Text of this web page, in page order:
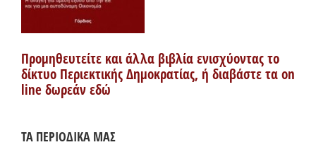
Προμηθευτείτε και άλλα βιβλία ενισχύοντας το
δίκτυο Περιεκτικής Δημοκρατίας, ή διαβάστε τα on
line δωρεάν εδώ
ΤΑ ΠΕΡΙΟΔΙΚΑ ΜΑΣ